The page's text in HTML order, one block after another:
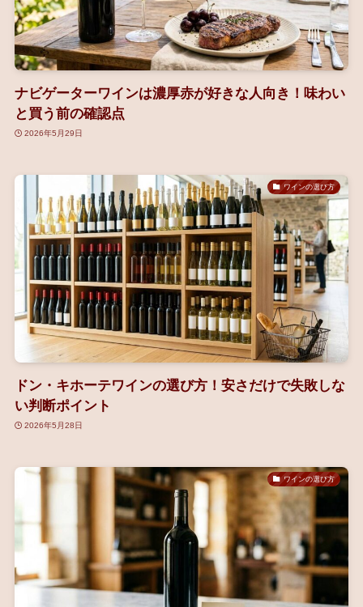
ナビゲーターワインは濃厚赤が好きな人向き！味わい
と買う前の確認点
2026年5月29日
ワインの選び方
ドン・キホーテワインの選び方！安さだけで失敗しな
い判断ポイント
2026年5月28日
ワインの選び方